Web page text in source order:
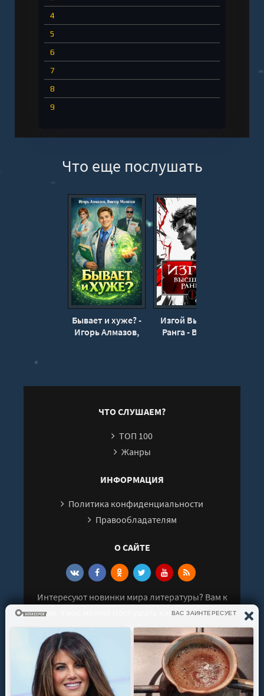
4
5
6
7
8
9
Что еще послушать
Бывает и хуже? -
Игорь Алмазов,
Изгой Высшего
Ранга - Виктор
ЧТО СЛУШАЕМ?
ТОП 100
Жанры
ИНФОРМАЦИЯ
Политика конфиденциальности
Правообладателям
О САЙТЕ
Интересуют новинки мира литературы? Вам к
нам. У нас можно послушать как новые так и
старые аудиокниги. Выбрать и поделиться с
друзьями лучшими аудиокнигами!